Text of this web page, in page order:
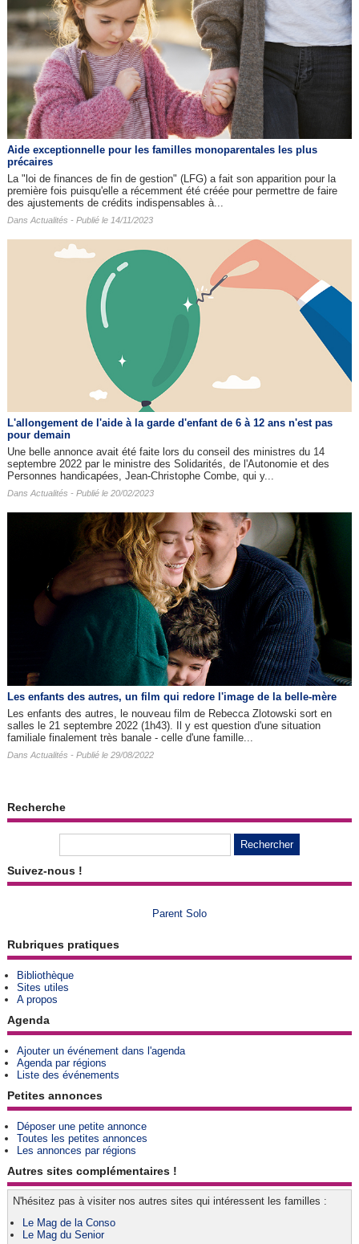
Aide exceptionnelle pour les familles monoparentales les plus
précaires
La "loi de finances de fin de gestion" (LFG) a fait son apparition pour la
première fois puisqu'elle a récemment été créée pour permettre de faire
des ajustements de crédits indispensables à...
Dans Actualités - Publié le 14/11/2023
L'allongement de l'aide à la garde d'enfant de 6 à 12 ans n'est pas
pour demain
Une belle annonce avait été faite lors du conseil des ministres du 14
septembre 2022 par le ministre des Solidarités, de l'Autonomie et des
Personnes handicapées, Jean-Christophe Combe, qui y...
Dans Actualités - Publié le 20/02/2023
Les enfants des autres​, un film qui redore l'image de la belle-mère
Les enfants des autres, le nouveau film de Rebecca Zlotowski sort en
salles le 21 septembre 2022 (1h43). Il y est question d'une situation
familiale finalement très banale - celle d'une famille...
Dans Actualités - Publié le 29/08/2022
Recherche
Suivez-nous !
Parent Solo
Rubriques pratiques
Bibliothèque
Sites utiles
A propos
Agenda
Ajouter un événement dans l'agenda
Agenda par régions
Liste des événements
Petites annonces
Déposer une petite annonce
Toutes les petites annonces
Les annonces par régions
Autres sites complémentaires !
N'hésitez pas à visiter nos autres sites qui intéressent les familles :
Le Mag de la Conso
Le Mag du Senior